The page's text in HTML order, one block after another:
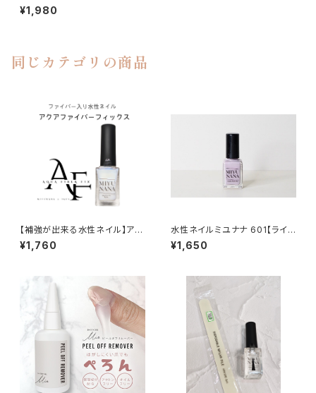
プ/10ml） キューティクルオイル
¥1,980
同じカテゴリの商品
【補強が出来る水性ネイル】アク
アファイバーフィックス MIYU
NANA
¥1,760
水性ネイルミユナナ 601【ライラ
ック】
¥1,650